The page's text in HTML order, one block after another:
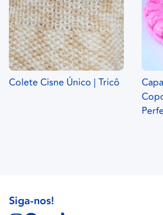
Colete Cisne Único | Tricô
Siga-nos!